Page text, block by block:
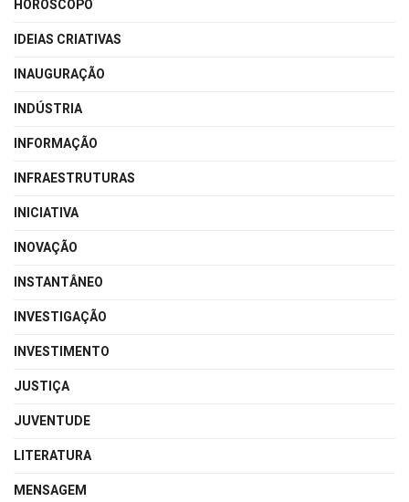
HORÓSCOPO
IDEIAS CRIATIVAS
INAUGURAÇÃO
INDÚSTRIA
INFORMAÇÃO
INFRAESTRUTURAS
INICIATIVA
INOVAÇÃO
INSTANTÂNEO
INVESTIGAÇÃO
INVESTIMENTO
JUSTIÇA
JUVENTUDE
LITERATURA
MENSAGEM